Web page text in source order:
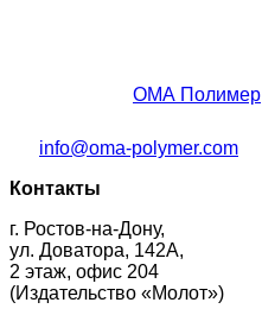
ОМА Полимер
info@oma-polymer.com
Контакты
г. Ростов-на-Дону,
ул. Доватора, 142А,
2 этаж, офис 204
(Издательство «Молот»)